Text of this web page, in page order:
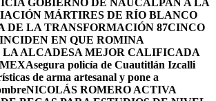
GOBIERNO DE NAUCALPAN A LA
MÁRTIRES DE RÍO BLANCO
DE LA TRANSFORMACIÓN 87CINCO
EN QUE ROMINA
LA ALCADESA MEJOR CALIFICADA
Asegura policía de Cuautitlán Izcalli
de arma artesanal y pone a
NICOLÁS ROMERO ACTIVA